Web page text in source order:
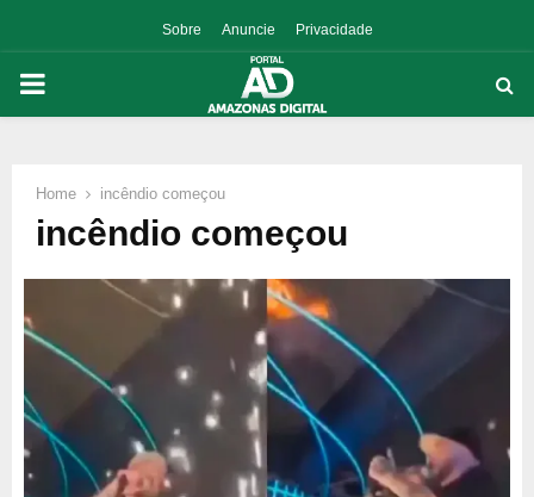
Sobre Anuncie Privacidade
PRIMARY
Home incêndio começou
incêndio começou